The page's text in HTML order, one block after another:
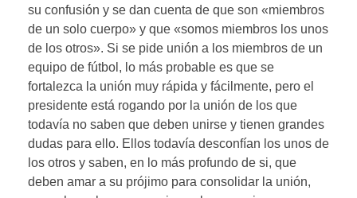
su confusión y se dan cuenta de que son «miembros
de un solo cuerpo» y que «somos miembros los unos
de los otros». Si se pide unión a los miembros de un
equipo de fútbol, lo más probable es que se
fortalezca la unión muy rápida y fácilmente, pero el
presidente está rogando por la unión de los que
todavía no saben que deben unirse y tienen grandes
dudas para ello. Ellos todavía desconfían los unos de
los otros y saben, en lo más profundo de si, que
deben amar a su prójimo para consolidar la unión,